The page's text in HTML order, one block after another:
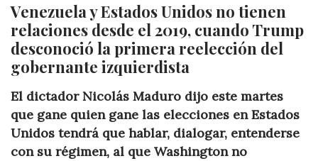
Venezuela y Estados Unidos no tienen
relaciones desde el 2019, cuando Trump
desconoció la primera reelección del
gobernante izquierdista
El dictador Nicolás Maduro dijo este martes
que gane quien gane las elecciones en Estados
Unidos tendrá que hablar, dialogar, entenderse
con su régimen, al que Washington no